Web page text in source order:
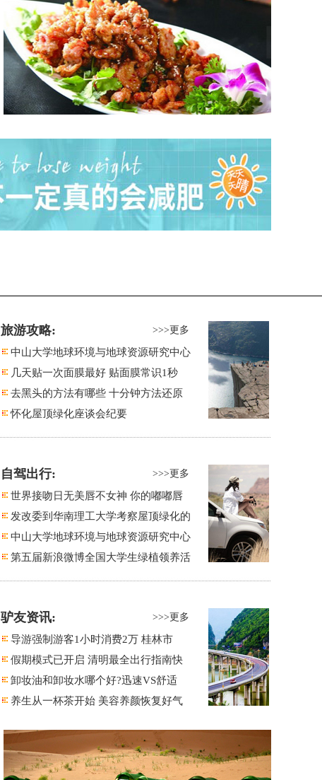
旅游攻略: >>>更多
中山大学地球环境与地球资源研究中心
几天贴一次面膜最好 贴面膜常识1秒
去黑头的方法有哪些 十分钟方法还原
怀化屋顶绿化座谈会纪要
自驾出行: >>>更多
世界接吻日无美唇不女神 你的嘟嘟唇
发改委到华南理工大学考察屋顶绿化的
中山大学地球环境与地球资源研究中心
第五届新浪微博全国大学生绿植领养活
驴友资讯: >>>更多
导游强制游客1小时消费2万 桂林市
假期模式已开启 清明最全出行指南快
卸妆油和卸妆水哪个好?迅速VS舒适
养生从一杯茶开始 美容养颜恢复好气